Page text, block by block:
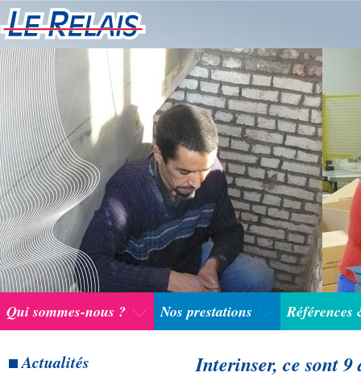
Qui sommes-nous ? Nos prestations Références
Actualités Interinser, ce sont 9